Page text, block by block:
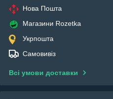
Нова Пошта
Магазини Rozetka
Укрпошта
Самовивіз
Всі умови доставки